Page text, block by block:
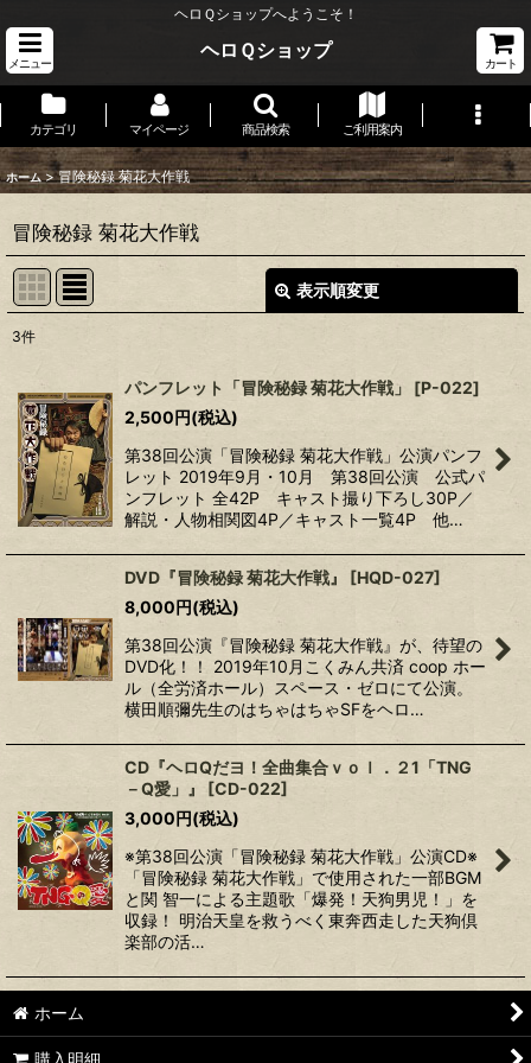
ヘロＱショップへようこそ！
メニュー
ヘロＱショップ
カート
カテゴリ マイページ 商品検索 ご利用案内
ホーム > 冒険秘録 菊花大作戦
冒険秘録 菊花大作戦
表示順変更
並び順:
絞り込む
3件
パンフレット「冒険秘録 菊花大作戦」 [P-022]
2,500円(税込)
第38回公演「冒険秘録 菊花大作戦」公演パンフ
レット 2019年9月・10月 第38回公演 公式パ
ンフレット 全42P キャスト撮り下ろし30P／
解説・人物相関図4P／キャスト一覧4P 他…
DVD『冒険秘録 菊花大作戦』 [HQD-027]
8,000円(税込)
第38回公演『冒険秘録 菊花大作戦』が、待望の
DVD化！！ 2019年10月こくみん共済 coop ホー
ル（全労済ホール）スペース・ゼロにて公演。
横田順彌先生のはちゃはちゃSFをヘロ…
CD『ヘロQだヨ！全曲集合ｖｏｌ．２1「TNG
－Q愛」』
[CD-022]
3,000円(税込)
※第38回公演「冒険秘録 菊花大作戦」公演CD※
「冒険秘録 菊花大作戦」で使用された一部BGM
と関 智一による主題歌「爆発！天狗男児！」を
収録！ 明治天皇を救うべく東奔西走した天狗倶
楽部の活…
ホーム
購入明細